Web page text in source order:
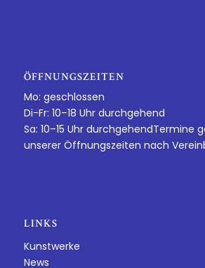
ÖFFNUNGSZEITEN
Mo: geschlossen
Di-Fr: 10–18 Uhr durchgehend
Sa: 10–15 Uhr durchgehendTermine
unserer Öffnungszeiten nach
LINKS
Kunstwerke
News